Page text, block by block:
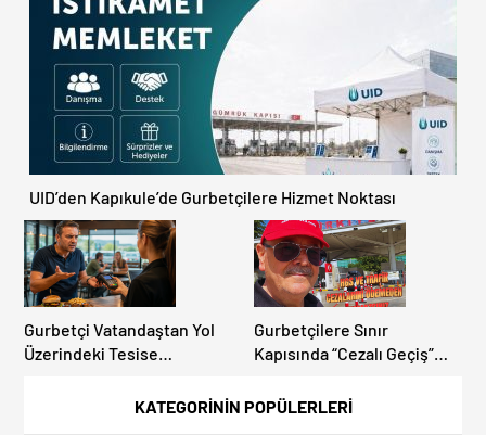
KATEGORİNİN POPÜLERLERİ
Artıyor!
Avrupa Otoyol Hız Limitleri
UID’den Kapıkule’de Gurbetçilere Hizmet Noktası
Gurbetçi Vatandaştan Yol
Üzerindeki Tesise
“Hesabınızı Mutlaka Kontrol
Gurbetçilere Sınır
Kapısında “Cezalı Geçiş”
Dışına Çıkamıyor!